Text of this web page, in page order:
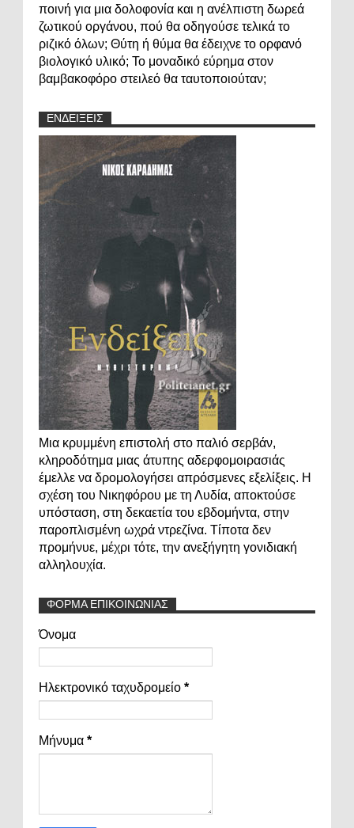
ποινή για μια δολοφονία και η ανέλπιστη δωρεά
ζωτικού οργάνου, πού θα οδηγούσε τελικά το
ριζικό όλων; Θύτη ή θύμα θα έδειχνε το ορφανό
βιολογικό υλικό; Το μοναδικό εύρημα στον
βαμβακοφόρο στειλεό θα ταυτοποιούταν;
ΕΝΔΕΙΞΕΙΣ
Μια κρυμμένη επιστολή στο παλιό σερβάν,
κληροδότημα μιας άτυπης αδερφομοιρασιάς
έμελλε να δρομολογήσει απρόσμενες εξελίξεις. Η
σχέση του Νικηφόρου με τη Λυδία, αποκτούσε
υπόσταση, στη δεκαετία του εβδομήντα, στην
παροπλισμένη ωχρά ντρεζίνα. Τίποτα δεν
προμήνυε, μέχρι τότε, την ανεξήγητη γονιδιακή
αλληλουχία.
ΦΟΡΜΑ ΕΠΙΚΟΙΝΩΝΙΑΣ
Όνομα
Ηλεκτρονικό ταχυδρομείο *
Μήνυμα *